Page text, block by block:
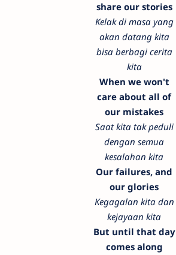
share our stories
Kelak di masa yang
akan datang kita
bisa berbagi cerita
kita
When we won't
care about all of
our mistakes
Saat kita tak peduli
dengan semua
kesalahan kita
Our failures, and
our glories
Kegagalan kita dan
kejayaan kita
But until that day
comes along